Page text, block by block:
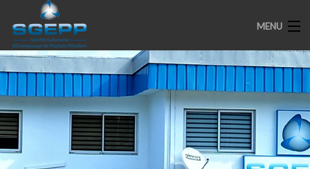
MENU
ACCUEIL
PRESENTATION
ENGAGEMENTS